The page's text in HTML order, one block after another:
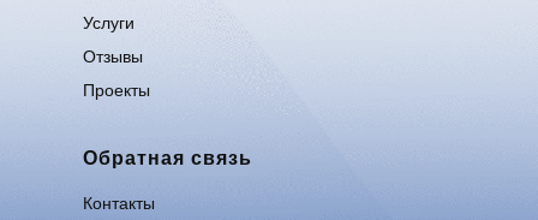
Услуги
Отзывы
Проекты
Обратная связь
Контакты